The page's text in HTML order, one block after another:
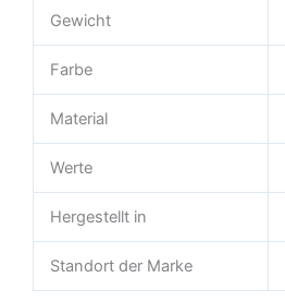
Gewicht
Farbe
Material
Werte
Hergestellt in
Standort der Marke